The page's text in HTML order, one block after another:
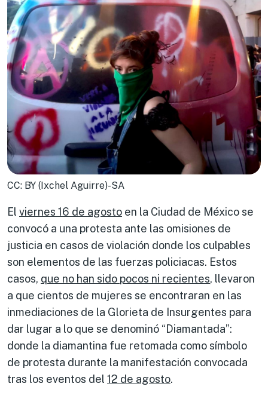
CC: BY (Ixchel Aguirre)-SA
El viernes 16 de agosto en la Ciudad de México se
convocó a una protesta ante las omisiones de
justicia en casos de violación donde los culpables
son elementos de las fuerzas policiacas. Estos
casos, que no han sido pocos ni recientes, llevaron
a que cientos de mujeres se encontraran en las
inmediaciones de la Glorieta de Insurgentes para
dar lugar a lo que se denominó “Diamantada”:
donde la diamantina fue retomada como símbolo
de protesta durante la manifestación convocada
tras los eventos del 12 de agosto.